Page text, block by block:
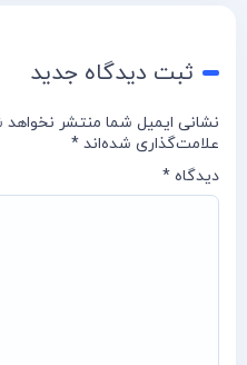
ثبت دیدگاه جدید
نشانی ایمیل شما منتشر
علامت‌گذاری شده‌اند *
دیدگاه *